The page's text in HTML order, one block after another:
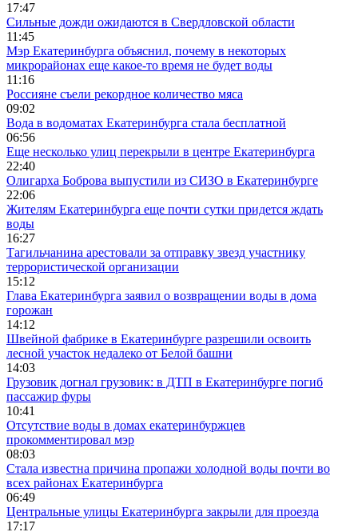
17:47
Сильные дожди ожидаются в Свердловской области
11:45
Мэр Екатеринбурга объяснил, почему в некоторых
микрорайонах еще какое-то время не будет воды
11:16
Россияне съели рекордное количество мяса
09:02
Вода в водоматах Екатеринбурга стала бесплатной
06:56
Еще несколько улиц перекрыли в центре Екатеринбурга
22:40
Олигарха Боброва выпустили из СИЗО в Екатеринбурге
22:06
Жителям Екатеринбурга еще почти сутки придется ждать
воды
16:27
Тагильчанина арестовали за отправку звезд участнику
террористической организации
15:12
Глава Екатеринбурга заявил о возвращении воды в дома
горожан
14:12
Швейной фабрике в Екатеринбурге разрешили освоить
лесной участок недалеко от Белой башни
14:03
Грузовик догнал грузовик: в ДТП в Екатеринбурге погиб
пассажир фуры
10:41
Отсутствие воды в домах екатеринбуржцев
прокомментировал мэр
08:03
Стала известна причина пропажи холодной воды почти во
всех районах Екатеринбурга
06:49
Центральные улицы Екатеринбурга закрыли для проезда
17:17